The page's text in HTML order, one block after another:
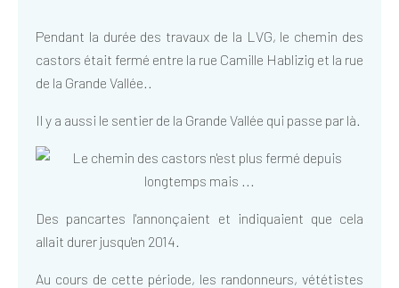
Pendant la durée des travaux de la LVG, le chemin des
castors était fermé entre la rue Camille Hablizig et la rue
de la Grande Vallée..
Il y a aussi le sentier de la Grande Vallée qui passe par là.
Des pancartes l'annonçaient et indiquaient que cela
allait durer jusqu'en 2014.
Au cours de cette période, les randonneurs, vététistes